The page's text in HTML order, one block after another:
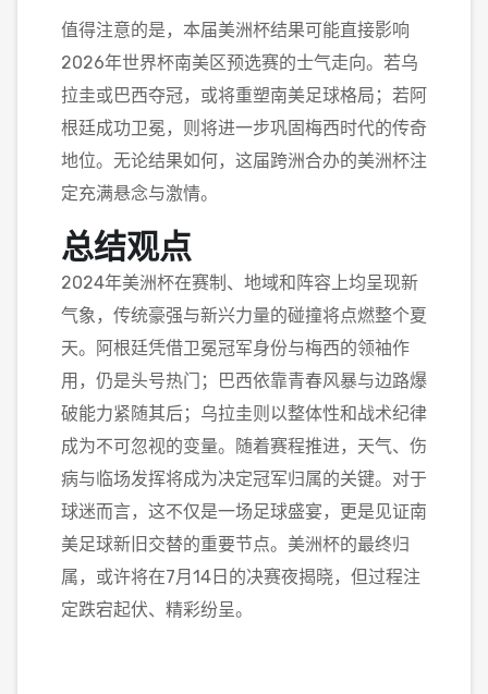
值得注意的是，本届美洲杯结果可能直接影响
2026年世界杯南美区预选赛的士气走向。若乌
拉圭或巴西夺冠，或将重塑南美足球格局；若阿
根廷成功卫冕，则将进一步巩固梅西时代的传奇
地位。无论结果如何，这届跨洲合办的美洲杯注
定充满悬念与激情。
总结观点
2024年美洲杯在赛制、地域和阵容上均呈现新
气象，传统豪强与新兴力量的碰撞将点燃整个夏
天。阿根廷凭借卫冕冠军身份与梅西的领袖作
用，仍是头号热门；巴西依靠青春风暴与边路爆
破能力紧随其后；乌拉圭则以整体性和战术纪律
成为不可忽视的变量。随着赛程推进，天气、伤
病与临场发挥将成为决定冠军归属的关键。对于
球迷而言，这不仅是一场足球盛宴，更是见证南
美足球新旧交替的重要节点。美洲杯的最终归
属，或许将在7月14日的决赛夜揭晓，但过程注
定跌宕起伏、精彩纷呈。